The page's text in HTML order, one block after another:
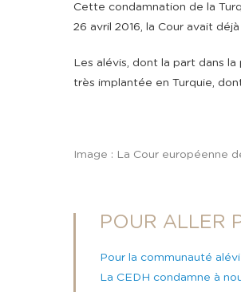
Cette condamnation de la
26 avril 2016, la Cour avait
Les alévis, dont la part dans
très implantée en Turquie,
Image : La Cour européenne
POUR ALLER
Pour la communauté
La CEDH condamne à